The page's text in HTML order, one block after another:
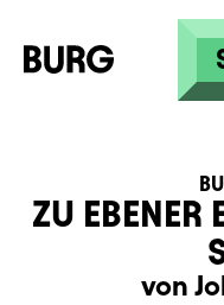
Direkt zum Inhalt
ZU EBENER
von